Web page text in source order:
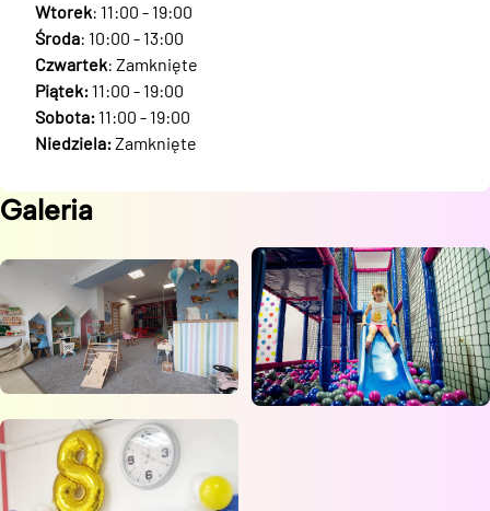
Wtorek: 11:00 - 19:00
Środa: 10:00 - 13:00
Czwartek: Zamknięte
Piątek: 11:00 - 19:00
Sobota: 11:00 - 19:00
Niedziela:Zamknięte
Galeria